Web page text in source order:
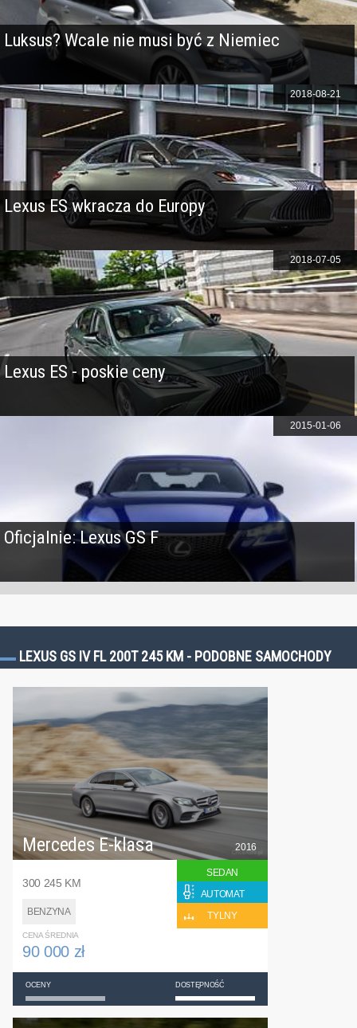
Luksus? Wcale nie musi być z Niemiec
Lexus ES wkracza do Europy
2018-08-21
Lexus ES - poskie ceny
2018-07-05
Oficjalnie: Lexus GS F
2015-01-06
LEXUS GS IV FL 200T 245 KM - PODOBNE SAMOCHODY
Mercedes E-klasa
300 245 KM
BENZYNA
2016
SEDAN
AUTOMAT
TYLNY
CENA ŚREDNIA
90 000 zł
OCENY DOSTĘPNOŚĆ